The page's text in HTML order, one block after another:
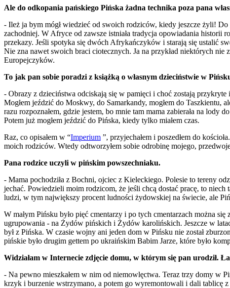
Ale do odkopania pańskiego Pińska żadna technika poza pana
- Ileż ja bym mógł wiedzieć od swoich rodziców, kiedy jeszcze żyli! Do
zachodniej. W Afryce od zawsze istniała tradycja opowiadania historii
przekazy. Jeśli spotyka się dwóch Afrykańczyków i starają się ustalić
Nie zna nawet swoich braci ciotecznych. Ja na przykład niektórych
Europejczyków.
To jak pan sobie poradzi z książką o własnym dzieciństwie w
- Obrazy z dzieciństwa odciskają się w pamięci i choć zostają
Mogłem jeździć do Moskwy, do Samarkandy, mogłem do Taszkientu,
razu rozpoznałem, gdzie jestem, bo mnie tam mama zabierała na
Potem już mogłem jeździć do Pińska, kiedy tylko miałem czas.
Raz, co opisałem w “Imperium ”, przyjechałem i poszedłem do
moich rodziców. Wtedy odtworzyłem sobie odrobinę mojego,
Pana rodzice uczyli w pińskim powszechniaku.
- Mama pochodziła z Bochni, ojciec z Kieleckiego. Polesie to tereny
jechać. Powiedzieli moim rodzicom, że jeśli chcą dostać pracę, to
ludzi, w tym największy procent ludności żydowskiej na świecie, ale
W małym Pińsku było pięć cmentarzy i po tych cmentarzach można
ugrupowania - na Żydów pińskich i Żydów karolińskich. Jeszcze w
był z Pińska. W czasie wojny ani jeden dom w Pińsku nie został
pińskie było drugim gettem po ukraińskim Babim Jarze, które było
Widziałam w Internecie zdjęcie domu, w którym się pan urodził.
- Na pewno mieszkałem w nim od niemowlęctwa. Teraz trzy domy w
krzyk i burzenie wstrzymano, a potem go wyremontowali i dali tablicę